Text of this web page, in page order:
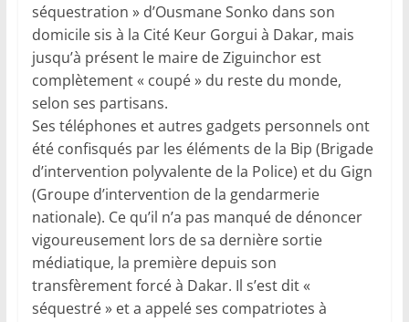
séquestration » d’Ousmane Sonko dans son
domicile sis à la Cité Keur Gorgui à Dakar, mais
jusqu’à présent le maire de Ziguinchor est
complètement « coupé » du reste du monde,
selon ses partisans.
Ses téléphones et autres gadgets personnels ont
été confisqués par les éléments de la Bip (Brigade
d’intervention polyvalente de la Police) et du Gign
(Groupe d’intervention de la gendarmerie
nationale). Ce qu’il n’a pas manqué de dénoncer
vigoureusement lors de sa dernière sortie
médiatique, la première depuis son
transfèrement forcé à Dakar. Il s’est dit «
séquestré » et a appelé ses compatriotes à